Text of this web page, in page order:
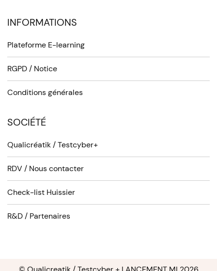
INFORMATIONS
Plateforme E-learning
RGPD / Notice
Conditions générales
SOCIÉTÉ
Qualicréatik / Testcyber+
RDV / Nous contacter
Check-list Huissier
R&D / Partenaires